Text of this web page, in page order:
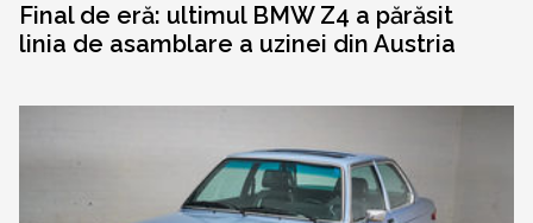
Final de eră: ultimul BMW Z4 a părăsit
linia de asamblare a uzinei din Austria